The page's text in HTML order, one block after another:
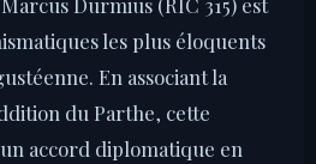
Durmius (RIC 315) est
les plus éloquents
En associant la
du Parthe, cette
accord diplomatique en